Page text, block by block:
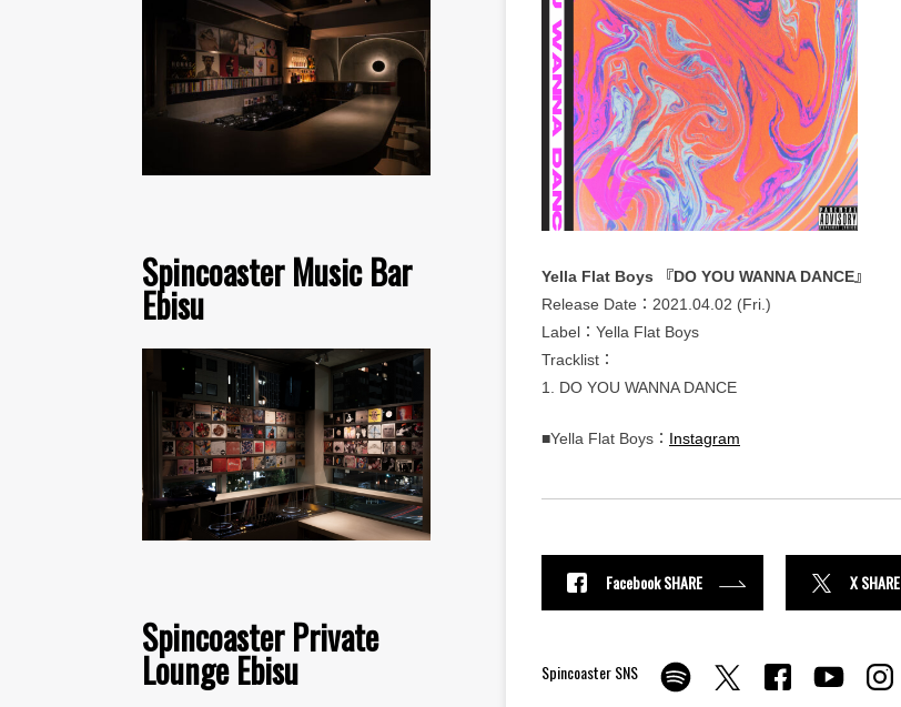
Spincoaster Music Bar
Ebisu
Spincoaster Private
Lounge Ebisu
Yella Flat Boys 『DO YOU WANNA DANCE』
Release Date：2021.04.02 (Fri.)
Label：Yella Flat Boys
Tracklist：
1. DO YOU WANNA DANCE
■Yella Flat Boys： Instagram
Facebook SHARE X SHARE
Spincoaster SNS